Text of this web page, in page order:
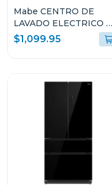
Mabe CENTRO DE
LAVADO ELECTRICO
24KG AQUA SAVER
BLANCO L2440ESBB0
$1,099.95